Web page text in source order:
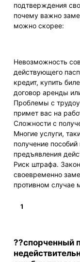
подтверждения
почему важно
можно скорее:
Невозможность
действующего
кредит, купить
договор аренды
Проблемы с
примет вас на
Сложности с
Многие услуги,
получение
предъявления
Риск штрафа.
своевременно
противном
1
??спорченный